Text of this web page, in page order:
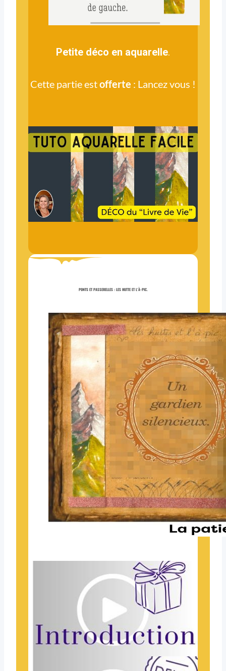
Petite déco en aquarelle.
Cette partie estofferte : Lancez vous !
PONTS ET PASSERELLES : LES HUTTE ET L’À-PIC.